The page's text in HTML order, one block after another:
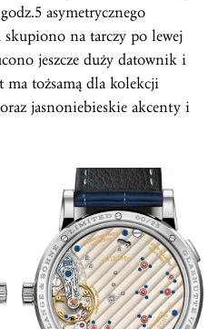
asymetrycznego
skupiono na tarczy po lewej
jeszcze duży datownik i
ma tożsamą dla kolekcji
jasnoniebieskie akcenty i